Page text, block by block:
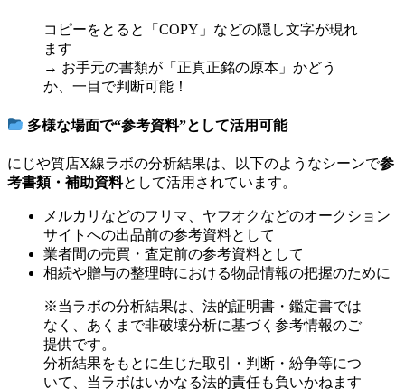
コピーをとると「COPY」などの隠し文字が現れ
ます
→ お手元の書類が「正真正銘の原本」かどう
か、一目で判断可能！
多様な場面で“参考資料”として活用可能
にじや質店X線ラボの分析結果は、以下のようなシーンで参
考書類・補助資料として活用されています。
メルカリなどのフリマ、ヤフオクなどのオークション
サイトへの出品前の参考資料として
業者間の売買・査定前の参考資料として
相続や贈与の整理時における物品情報の把握のために
※当ラボの分析結果は、法的証明書・鑑定書では
なく、あくまで非破壊分析に基づく参考情報のご
提供です。
分析結果をもとに生じた取引・判断・紛争等につ
いて、当ラボはいかなる法的責任も負いかねます